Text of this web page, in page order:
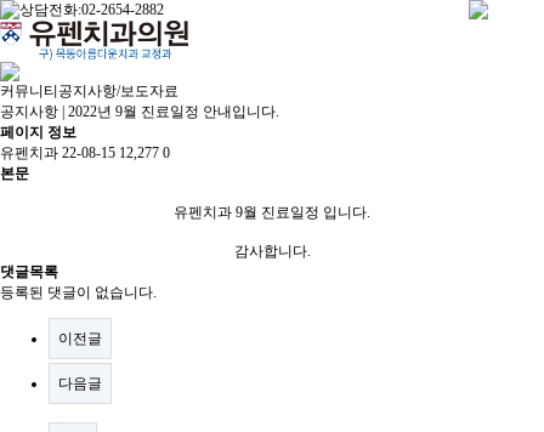
커뮤니티공지사항/보도자료
공지사항 | 2022년 9월 진료일정 안내입니다.
페이지 정보
유펜치과 22-08-15 12,277 0
본문
유펜치과 9월 진료일정 입니다.
감사합니다.
댓글목록
등록된 댓글이 없습니다.
이전글
다음글